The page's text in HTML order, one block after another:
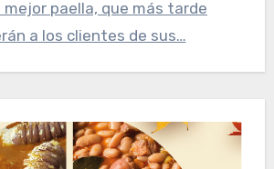
mejor paella, que más tarde
a los clientes de sus…